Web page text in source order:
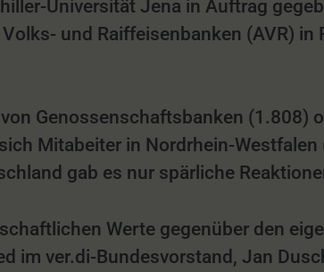
Universität Jena in Auftrag
und Raiffeisenbanken (AVR) in
Genossenschaftsbanken (1.808)
Mitabeiter in Nordrhein-Westfalen
gab es nur spärliche
Werte gegenüber den
im ver.di-Bundesvorstand, Jan